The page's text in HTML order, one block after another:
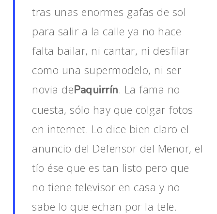
tras unas enormes gafas de sol
para salir a la calle ya no hace
falta bailar, ni cantar, ni desfilar
como una supermodelo, ni ser
novia dePaquirrín. La fama no
cuesta, sólo hay que colgar fotos
en internet. Lo dice bien claro el
anuncio del Defensor del Menor, el
tío ése que es tan listo pero que
no tiene televisor en casa y no
sabe lo que echan por la tele.